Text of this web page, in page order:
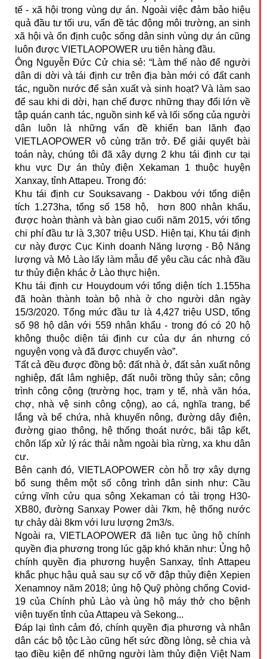
tế - xã hội trong vùng dự án. Ngoài việc đảm bảo hiệu
quả đầu tư tối ưu, vấn đề tác động môi trường, an sinh
xã hội và ổn định cuộc sống dân sinh vùng dự án cũng
luôn được VIETLAOPOWER ưu tiên hàng đầu.
Ông Nguyễn Đức Cử chia sẻ: “Làm thế nào để người
dân di dời và tái định cư trên địa bàn mới có đất canh
tác, nguồn nước để sản xuất và sinh hoạt? Và làm sao
để sau khi di dời, hạn chế được những thay đổi lớn về
tập quán canh tác, nguồn sinh kế và lối sống của người
dân luôn là những vấn đề khiến ban lãnh đạo
VIETLAOPOWER vô cùng trăn trở. Để giải quyết bài
toán này, chúng tôi đã xây dựng 2 khu tái định cư tại
khu vực Dự án thủy điện Xekaman 1 thuộc huyện
Xanxay, tỉnh Attapeu. Trong đó:
Khu tái định cư Souksavang - Dakbou với tổng diện
tích 1.273ha, tổng số 158 hộ, hơn 800 nhân khẩu,
được hoàn thành và bàn giao cuối năm 2015, với tổng
chi phí đầu tư là 3,307 triệu USD. Hiện tại, Khu tái định
cư này được Cục Kinh doanh Năng lượng - Bộ Năng
lượng và Mỏ Lào lấy làm mẫu để yêu cầu các nhà đầu
tư thủy điện khác ở Lào thực hiện.
Khu tái định cư Houydoum với tổng diện tích 1.155ha
đã hoàn thành toàn bộ nhà ở cho người dân ngày
15/3/2020. Tổng mức đầu tư là 4,427 triệu USD, tổng
số 98 hộ dân với 559 nhân khẩu - trong đó có 20 hộ
không thuộc diện tái định cư của dự án nhưng có
nguyện vọng và đã được chuyển vào”.
Tất cả đều được đồng bộ: đất nhà ở, đất sản xuất nông
nghiệp, đất lâm nghiệp, đất nuôi trồng thủy sản; công
trình công cộng (trường học, trạm y tế, nhà văn hóa,
chợ, nhà vệ sinh công cộng), ao cá, nghĩa trang, bể
lắng và bể chứa, nhà khuyến nông, đường dây điện,
đường giao thông, hệ thống thoát nước, bãi tập kết,
chôn lấp xử lý rác thải nằm ngoài bìa rừng, xa khu dân
cư.
Bên cạnh đó, VIETLAOPOWER còn hỗ trợ xây dựng
bổ sung thêm một số công trình dân sinh như: Cầu
cứng vĩnh cửu qua sông Xekaman có tải trọng H30-
XB80, đường Sanxay Power dài 7km, hệ thống nước
tự chảy dài 8km với lưu lượng 2m3/s.
Ngoài ra, VIETLAOPOWER đã liên tục ủng hộ chính
quyền địa phương trong lúc gặp khó khăn như: Ủng hộ
chính quyền địa phương huyện Sanxay, tỉnh Attapeu
khắc phục hậu quả sau sự cố vỡ đập thủy điện Xepien
Xenamnoy năm 2018; ủng hộ Quỹ phòng chống Covid-
19 của Chính phủ Lào và ủng hộ máy thở cho bệnh
viện tuyến tỉnh của Attapeu và Sekong...
Đáp lại tình cảm đó, chính quyền địa phương và nhân
dân các bộ tộc Lào cũng hết sức đồng lòng, sẻ chia và
tạo điều kiện để những người làm thủy điện Việt Nam